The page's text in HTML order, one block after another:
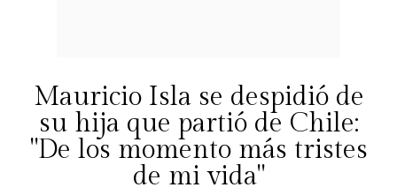
Mauricio Isla se despidió de
su hija que partió de Chile:
"De los momento más tristes
de mi vida"